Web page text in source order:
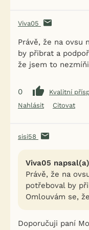
Viva05
Právě, že na ovsu
by přibrat a
že jsem to
0
Kvalitní
Nahlásit
Citovat
sisi58
Viva05
Právě, že na
potřeboval by
Omlouvám se,
Doporučuji paní